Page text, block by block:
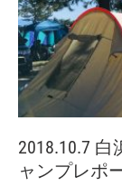
2018.10.7
ャンプレポ